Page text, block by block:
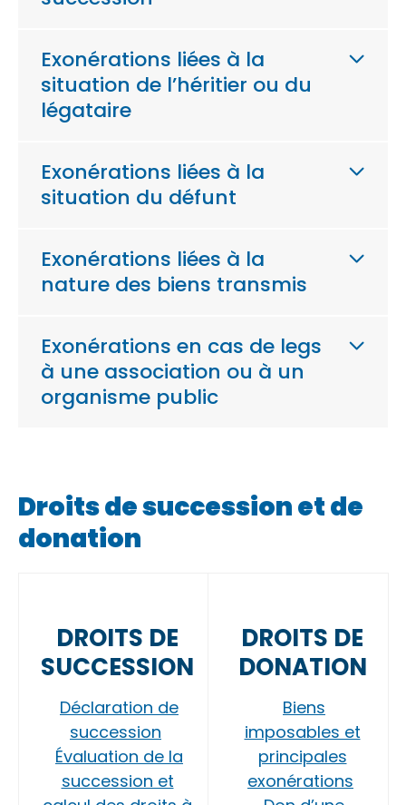
Exonérations liées à la
situation de l’héritier ou du
légataire
Exonérations liées à la
situation du défunt
Exonérations liées à la
nature des biens transmis
Exonérations en cas de legs
à une association ou à un
organisme public
Droits de succession et de
donation
DROITS DE
SUCCESSION
Déclaration de
succession
Évaluation de la
succession et
DROITS DE
DONATION
Biens
imposables et
principales
exonérations